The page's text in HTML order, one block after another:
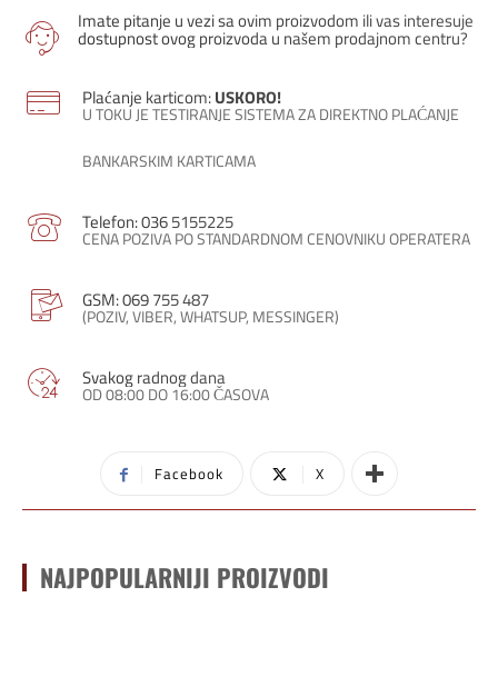
Imate pitanje u vezi sa ovim proizvodom ili vas interesuje
dostupnost ovog proizvoda u našem prodajnom centru?
Plaćanje karticom:USKORO!
U TOKU JE TESTIRANJE SISTEMA ZA DIREKTNO PLAĆANJE
BANKARSKIM KARTICAMA
Telefon: 036 5155225
CENA POZIVA PO STANDARDNOM CENOVNIKU OPERATERA
GSM: 069 755 487
(POZIV, VIBER, WHATSUP, MESSINGER)
Svakog radnog dana
OD 08:00 DO 16:00 ČASOVA
Facebook X
NAJPOPULARNIJI PROIZVODI